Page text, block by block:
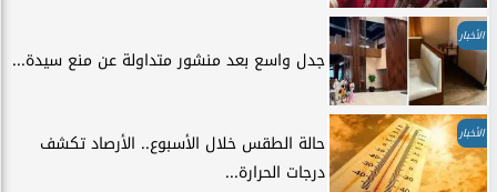
الأخبار
جدل واسع بعد منشور متداولة عن منع سيدة...
الأخبار
حالة الطقس خلال الأسبوع.. الأرصاد تكشف
درجات الحرارة...